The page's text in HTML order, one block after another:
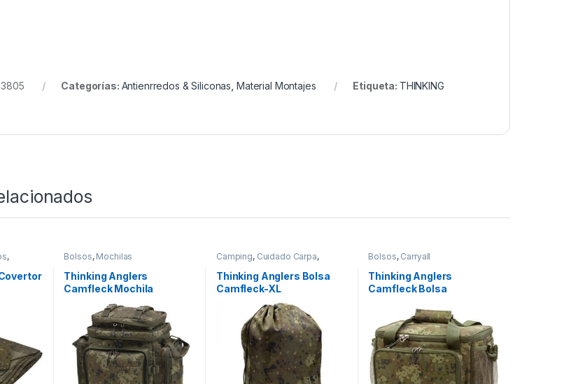
Categorías: Antienrredos & Siliconas Material Montajes Etiqueta: THINKING
,
Bolsos, Mochilas
Thinking Anglers
Camfleck Mochila
Rucksack
Camping, Cuidado Carpa,
Vadeadores
Thinking Anglers Bolsa
Camfleck-XL
Bolsos, Carryall
Thinking Anglers
Camfleck Bolsa